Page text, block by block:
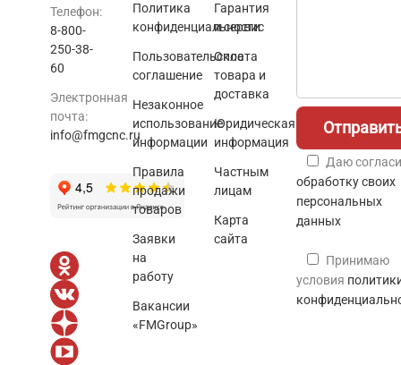
Телефон:
8-800-
250-38-
60
Электронная
почта:
info@fmgcnc.ru
Политика
конфиденциальности
Пользовательское
соглашение
Незаконное
использование
информации
Правила
продажи
товаров
Заявки
на
работу
Вакансии
«FMGroup»
Гарантия
и сервис
Оплата
товара и
доставка
Юридическая
информация
Частным
лицам
Карта
сайта
Даю
обработку своих
персональных
данных
Принимаю
условия